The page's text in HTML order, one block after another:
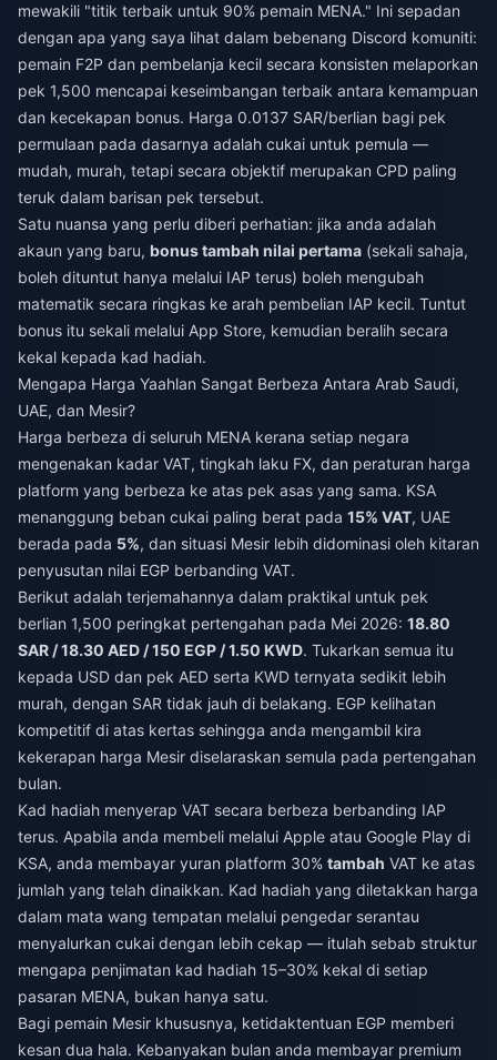
mewakili "titik terbaik untuk 90% pemain MENA." Ini sepadan
dengan apa yang saya lihat dalam bebenang Discord komuniti:
pemain F2P dan pembelanja kecil secara konsisten melaporkan
pek 1,500 mencapai keseimbangan terbaik antara kemampuan
dan kecekapan bonus. Harga 0.0137 SAR/berlian bagi pek
permulaan pada dasarnya adalah cukai untuk pemula —
mudah, murah, tetapi secara objektif merupakan CPD paling
teruk dalam barisan pek tersebut.
Satu nuansa yang perlu diberi perhatian: jika anda adalah
akaun yang baru, bonus tambah nilai pertama (sekali sahaja,
boleh dituntut hanya melalui IAP terus) boleh mengubah
matematik secara ringkas ke arah pembelian IAP kecil. Tuntut
bonus itu sekali melalui App Store, kemudian beralih secara
kekal kepada kad hadiah.
Mengapa Harga Yaahlan Sangat Berbeza Antara Arab Saudi,
UAE, dan Mesir?
Harga berbeza di seluruh MENA kerana setiap negara
mengenakan kadar VAT, tingkah laku FX, dan peraturan harga
platform yang berbeza ke atas pek asas yang sama. KSA
menanggung beban cukai paling berat pada 15% VAT, UAE
berada pada 5%, dan situasi Mesir lebih didominasi oleh kitaran
penyusutan nilai EGP berbanding VAT.
Berikut adalah terjemahannya dalam praktikal untuk pek
berlian 1,500 peringkat pertengahan pada Mei 2026: 18.80
SAR / 18.30 AED / 150 EGP / 1.50 KWD. Tukarkan semua itu
kepada USD dan pek AED serta KWD ternyata sedikit lebih
murah, dengan SAR tidak jauh di belakang. EGP kelihatan
kompetitif di atas kertas sehingga anda mengambil kira
kekerapan harga Mesir diselaraskan semula pada pertengahan
bulan.
Kad hadiah menyerap VAT secara berbeza berbanding IAP
terus. Apabila anda membeli melalui Apple atau Google Play di
KSA, anda membayar yuran platform 30% tambah VAT ke atas
jumlah yang telah dinaikkan. Kad hadiah yang diletakkan harga
dalam mata wang tempatan melalui pengedar serantau
menyalurkan cukai dengan lebih cekap — itulah sebab struktur
mengapa penjimatan kad hadiah 15–30% kekal di setiap
pasaran MENA, bukan hanya satu.
Bagi pemain Mesir khususnya, ketidaktentuan EGP memberi
kesan dua hala. Kebanyakan bulan anda membayar premium